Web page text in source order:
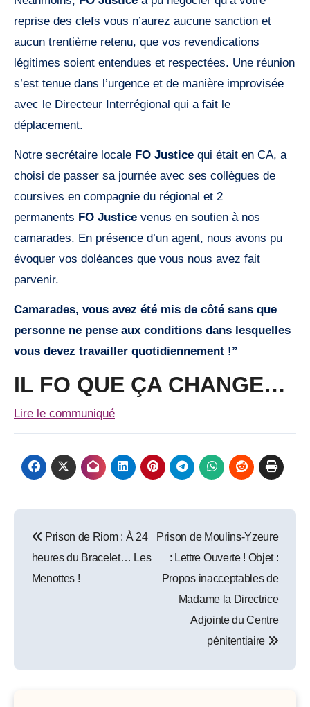
reprise des clefs vous n’aurez aucune sanction et
aucun trentième retenu, que vos revendications
légitimes soient entendues et respectées. Une réunion
s’est tenue dans l’urgence et de manière improvisée
avec le Directeur Interrégional qui a fait le
déplacement.
Notre secrétaire locale FO Justice qui était en CA, a
choisi de passer sa journée avec ses collègues de
coursives en compagnie du régional et 2
permanents FO Justice venus en soutien à nos
camarades. En présence d’un agent, nous avons pu
évoquer vos doléances que vous nous avez fait
parvenir.
Camarades, vous avez été mis de côté sans que
personne ne pense aux conditions dans lesquelles
vous devez travailler quotidiennement !”
IL FO QUE ÇA CHANGE…
Lire le communiqué
navigation
Prison de Riom : À 24
heures du Bracelet… Les
Menottes !
Prison de Moulins-Yzeure
: Lettre Ouverte ! Objet :
Propos inacceptables de
Madame la Directrice
Adjointe du Centre
pénitentiaire